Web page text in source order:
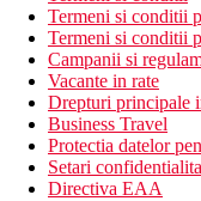
Termeni si conditii
Termeni si conditii
Campanii si
Vacante in rate
Drepturi principale
Business Travel
Protectia datelor
Setari
Directiva EAA